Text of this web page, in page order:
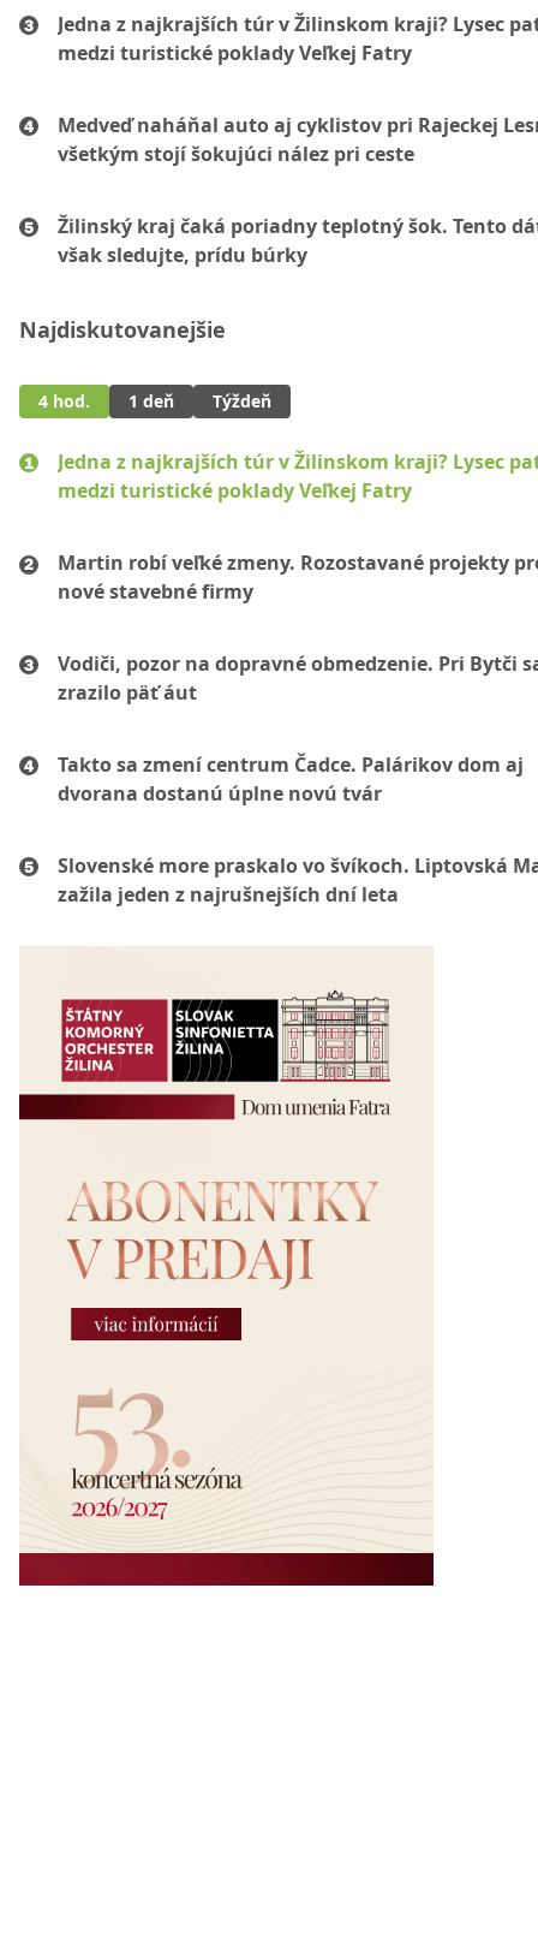
Jedna z najkrajších túr v Žilinskom kraji? Lysec
medzi turistické poklady Veľkej Fatry
Medveď naháňal auto aj cyklistov pri Rajeckej
všetkým stojí šokujúci nález pri ceste
Žilinský kraj čaká poriadny teplotný šok. Tento
však sledujte, prídu búrky
Najdiskutovanejšie
4 hod. 1 deň Týždeň
Jedna z najkrajších túr v Žilinskom kraji? Lysec
medzi turistické poklady Veľkej Fatry
Martin robí veľké zmeny. Rozostavané projekty
nové stavebné firmy
Vodiči, pozor na dopravné obmedzenie. Pri Bytči
zrazilo päť áut
Takto sa zmení centrum Čadce. Palárikov dom aj
dvorana dostanú úplne novú tvár
Slovenské more praskalo vo švíkoch. Liptovská
zažila jeden z najrušnejších dní leta